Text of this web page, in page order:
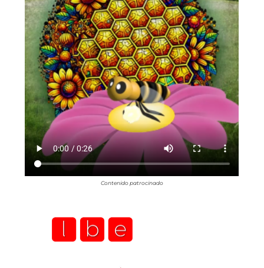
Contenido patrocinado